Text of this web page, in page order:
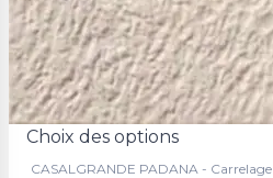
Choix des options
CASALGRANDE PADANA - Carrelage